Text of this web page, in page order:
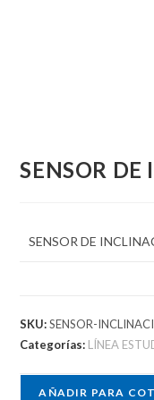
SENSOR
SENSOR DE
SKU:SENSOR-
Categorías: LÍNEA
AÑADIR PARA